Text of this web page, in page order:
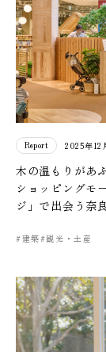
Report 2025年12
木の温もりがあ
ショッピングモ
ジ」で出会う奈
#建築#観光・土産